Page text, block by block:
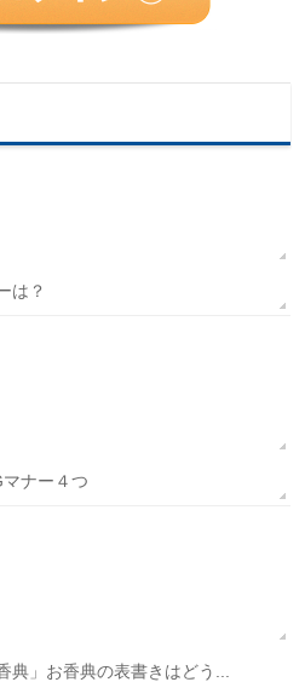
は？
ナー４つ
典」お香典の表書きはどう...